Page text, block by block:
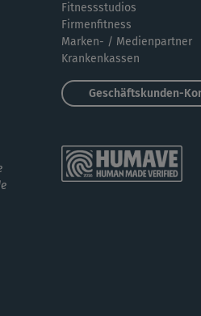
wieder ein Genuß. Nach dem
hektischen Bewegungen, kein
Fitnessstudios
Firmenfitness
Marken- / Medienpartner
Krankenkassen
Geschäftskunden-